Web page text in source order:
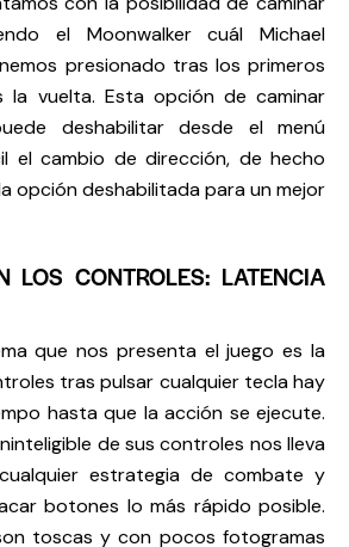
el Moonwalker cuál Michael
presionado tras los primeros
la vuelta. Esta opción de caminar
deshabilitar desde el menú
el cambio de dirección, de hecho
opción deshabilitada para un mejor
LOS CONTROLES: LATENCIA
que nos presenta el juego es la
tras pulsar cualquier tecla hay
hasta que la acción se ejecute.
de sus controles nos lleva
estrategia de combate y
botones lo más rápido posible.
toscas y con pocos fotogramas